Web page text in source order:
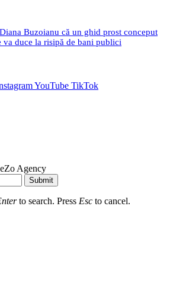
Buzoianu că un ghid prost conceput
va duce la risipă de bani publici
YouTube TikTok
Agency
Submit
to search. Press Esc to cancel.